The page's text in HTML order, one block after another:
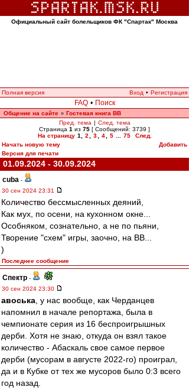
Официальный сайт болельщиков ФК "Спартак" Москва
Полная версия Вход • Регистрация
FAQ • Поиск
Общение на сайте » Гостевая книга ВВ
Пред. тема | След. тема
Страница 1 из 75 [ Сообщений: 3739 ]
На страницу 1 2 3 4 5 75
След.
Начать новую тему
Добавить
Версия для печати
01.09.2024 - 30.09.2024
cuba -
30 сен 2024 23:31
Количество бессмысленных деяний,
Как мух, по осени, на кухонном окне...
Особняком, сознательно, а не по пьяни,
Творение "схем" игры, заочно, на ВВ...
)
Последнее сообщение
Спектр -
30 сен 2024 23:30
авоська , у нас вообще, как Черданцев
напомнил в начале репортажа, была в
чемпионате серия из 16 беспроигрышных
дерби. Хотя не знаю, откуда он взял такое
количество - Абаскаль свое самое первое
дерби (мусорам в августе 2022-го) проиграл,
да и в Кубке от тех же мусоров было 0:3 всего
год назад.